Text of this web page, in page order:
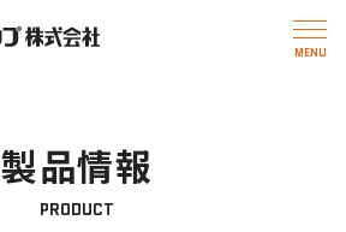
製品情報
PRODUCT